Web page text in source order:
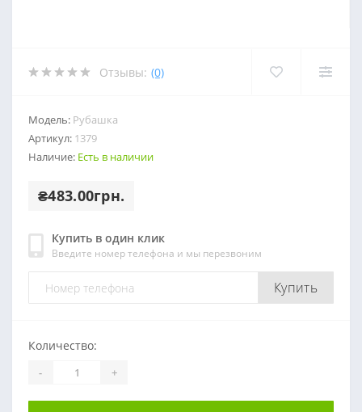
Отзывы: (0)
Модель: Рубашка
Артикул: 1379
Наличие: Есть в наличии
₴483.00грн.
Купить в один клик
Введите номер телефона и мы перезвоним
Купить
Количество:
- +